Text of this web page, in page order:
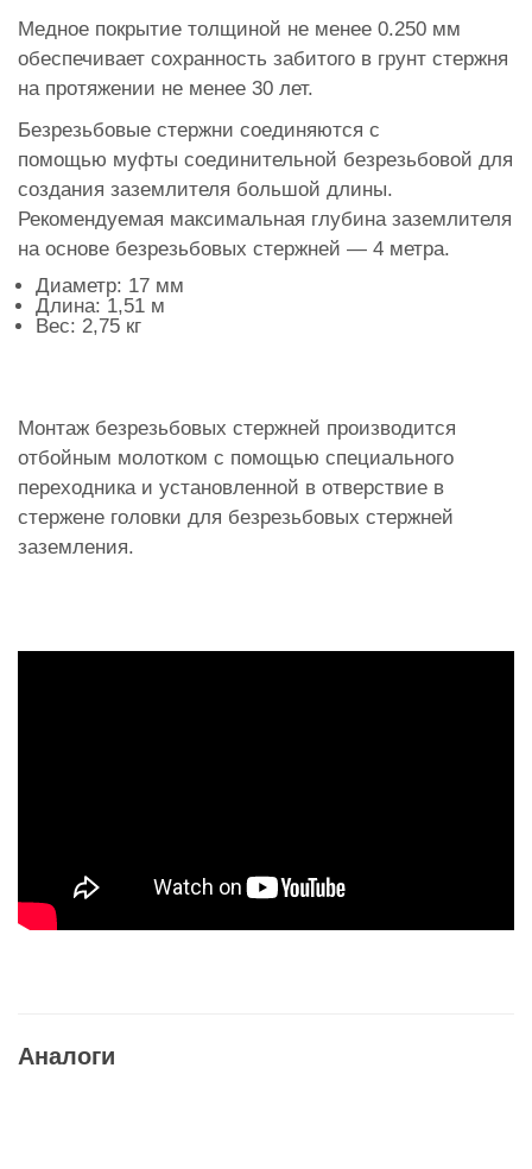
Медное покрытие толщиной не менее 0.250 мм
обеспечивает сохранность забитого в грунт стержня
на протяжении не менее 30 лет.
Безрезьбовые стержни соединяются с
помощью муфты соединительной безрезьбовой для
создания заземлителя большой длины.
Рекомендуемая максимальная глубина заземлителя
на основе безрезьбовых стержней — 4 метра.
Диаметр: 17 мм
Длина: 1,51 м
Вес: 2,75 кг
Монтаж безрезьбовых стержней производится
отбойным молотком с помощью специального
переходника и установленной в отверствие в
стержене головки для безрезьбовых стержней
заземления.
Аналоги